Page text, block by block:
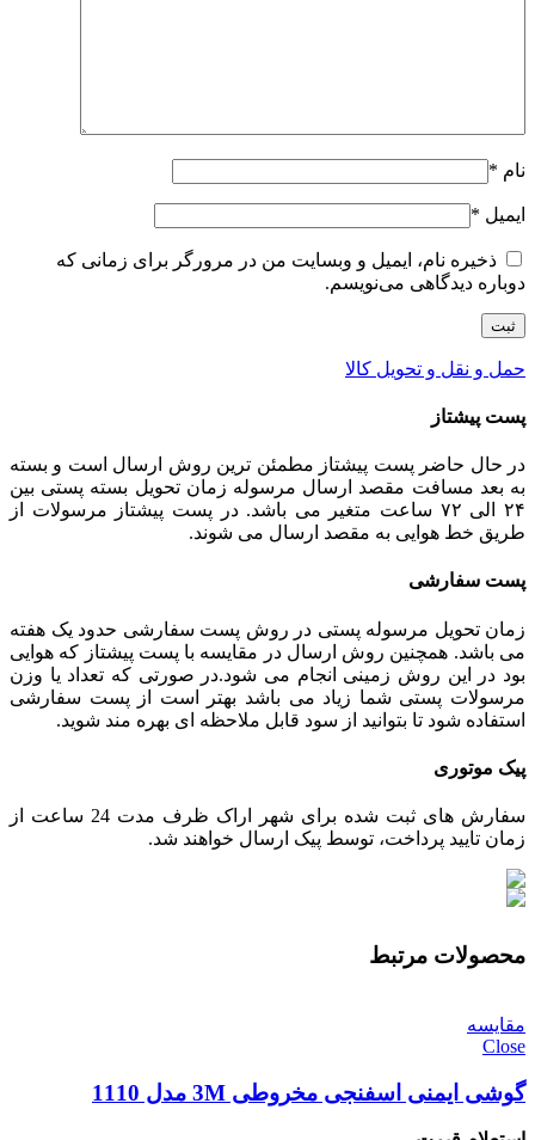
نام *
ایمیل *
ذخیره نام، ایمیل و وبسایت من در مرورگر برای زمانی که
دوباره دیدگاهی می‌نویسم.
حمل و نقل و تحویل کالا
پست پیشتاز
در حال حاضر پست پیشتاز مطمئن ترین روش ارسال است و بسته
به بعد مسافت مقصد ارسال مرسوله زمان تحویل بسته پستی بین
۲۴ الی ۷۲ ساعت متغیر می باشد. در پست پیشتاز مرسولات از
طریق خط هوایی به مقصد ارسال می شوند.
پست سفارشی
زمان تحویل مرسوله پستی در روش پست سفارشی حدود یک هفته
می باشد. همچنین روش ارسال در مقایسه با پست پیشتاز که هوایی
بود در این روش زمینی انجام می شود.در صورتی که تعداد یا وزن
مرسولات پستی شما زیاد می باشد بهتر است از پست سفارشی
استفاده شود تا بتوانید از سود قابل ملاحظه ای بهره مند شوید.
پیک موتوری
سفارش های ثبت شده برای شهر اراک ظرف مدت 24 ساعت از
زمان تایید پرداخت، توسط پیک ارسال خواهند شد.
محصولات مرتبط
مقایسه
Close
گوشی ایمنی اسفنجی مخروطی 3M مدل 1110